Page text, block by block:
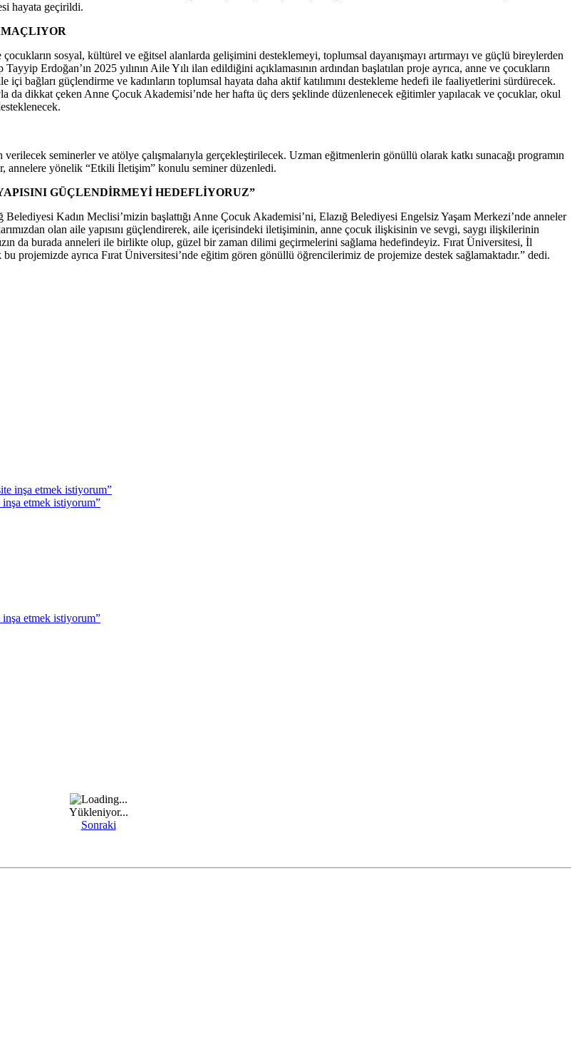
hayata geçirildi.
sosyal, kültürel ve eğitsel alanlarda gelişimini desteklemeyi, toplumsal dayanışmayı artırmayı ve güçlü bireylerden
Erdoğan’ın 2025 yılının Aile Yılı ilan edildiğini açıklamasının ardından başlatılan proje ayrıca, anne ve çocukların
bağları güçlendirme ve kadınların toplumsal hayata daha aktif katılımını destekleme hedefi ile faaliyetlerini sürdürecek.
da dikkat çeken Anne Çocuk Akademisi’nde her hafta üç ders şeklinde düzenlenecek eğitimler yapılacak ve çocuklar, okul
seminerler ve atölye çalışmalarıyla gerçekleştirilecek. Uzman eğitmenlerin gönüllü olarak katkı sunacağı programın
annelere yönelik “Etkili İletişim” konulu seminer düzenledi.
GÜÇLENDİRMEYİ HEDEFLİYORUZ”
Kadın Meclisi’mizin başlattığı Anne Çocuk Akademisi’ni, Elazığ Belediyesi Engelsiz Yaşam Merkezi’nde anneler
olan aile yapısını güçlendirerek, aile içerisindeki iletişiminin, anne çocuk ilişkisinin ve sevgi, saygı ilişkilerinin
da burada anneleri ile birlikte olup, güzel bir zaman dilimi geçirmelerini sağlama hedefindeyiz. Fırat Üniversitesi, İl
ayrıca Fırat Üniversitesi’nde eğitim gören gönüllü öğrencilerimiz de projemize destek sağlamaktadır.” dedi.
etmek istiyorum”
etmek istiyorum”
Yükleniyor...
Sonraki